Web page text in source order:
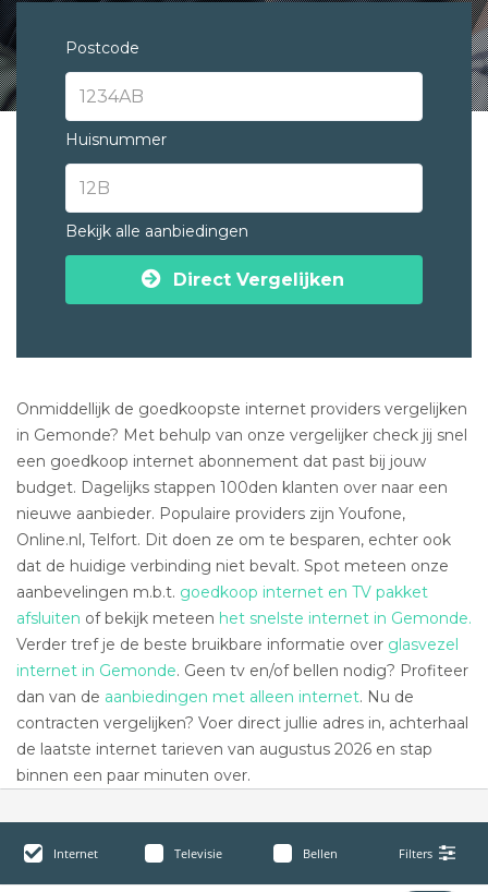
Postcode
Huisnummer
Bekijk alle aanbiedingen
Direct Vergelijken
Onmiddellijk de goedkoopste internet providers vergelijken
in Gemonde? Met behulp van onze vergelijker check jij snel
een goedkoop internet abonnement dat past bij jouw
budget. Dagelijks stappen 100den klanten over naar een
nieuwe aanbieder. Populaire providers zijn Youfone,
Online.nl, Telfort. Dit doen ze om te besparen, echter ook
dat de huidige verbinding niet bevalt. Spot meteen onze
aanbevelingen m.b.t. goedkoop internet en TV pakket
afsluiten of bekijk meteen het snelste internet in Gemonde.
Verder tref je de beste bruikbare informatie over glasvezel
internet in Gemonde. Geen tv en/of bellen nodig? Profiteer
dan van de aanbiedingen met alleen internet. Nu de
contracten vergelijken? Voer direct jullie adres in, achterhaal
de laatste internet tarieven van augustus 2026 en stap
binnen een paar minuten over.
Internet Televisie Bellen Filters